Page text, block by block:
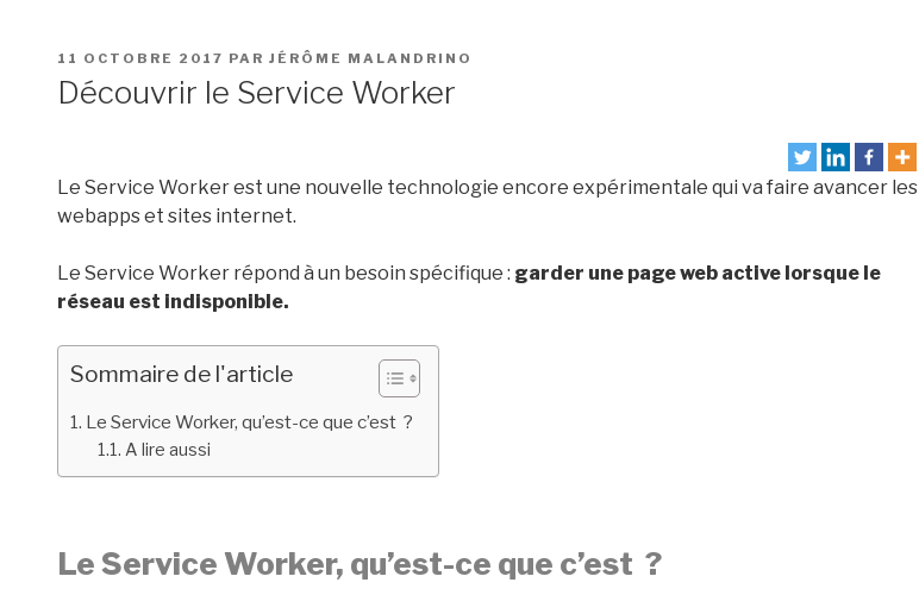
PUBLIÉ
11 OCTOBRE 2017 PAR JÉRÔME MALANDRINO
Découvrir le Service Worker
Le Service Worker est une nouvelle technologie encore expérimentale qui va faire avancer les
webapps et sites internet.
Le Service Worker répond à un besoin spécifique : garder une page web active lorsque le
réseau est indisponible.
Sommaire de l'article
Le Service Worker, qu’est-ce que c’est ?
A lire aussi
Le Service Worker, qu’est-ce que c’est ?